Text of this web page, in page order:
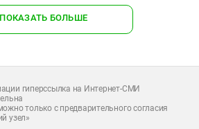
ПОКАЗАТЬ БОЛЬШЕ
гиперссылка на Интернет-СМИ
только с предварительного согласия
узел»